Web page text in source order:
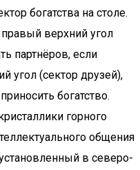
богатства на столе.
верхний угол
партнёров, если
угол (сектор друзей),
богатство.
горного
общения
в северо-